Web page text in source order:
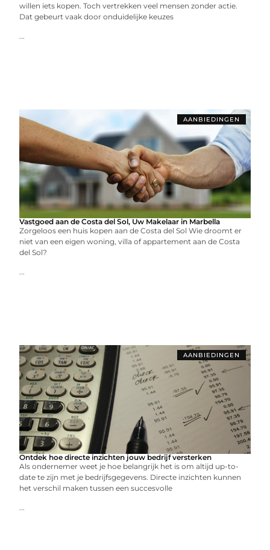
willen iets kopen. Toch vertrekken veel mensen zonder actie.
Dat gebeurt vaak door onduidelijke keuzes
...
AANBIEDINGEN
Vastgoed aan de Costa del Sol, Uw Makelaar in Marbella
Zorgeloos een huis kopen aan de Costa del Sol Wie droomt er
niet van een eigen woning, villa of appartement aan de Costa
del Sol?
...
AANBIEDINGEN
Ontdek hoe directe inzichten jouw bedrijf versterken
Als ondernemer weet je hoe belangrijk het is om altijd up-to-
date te zijn met je bedrijfsgegevens. Directe inzichten kunnen
het verschil maken tussen een succesvolle
...